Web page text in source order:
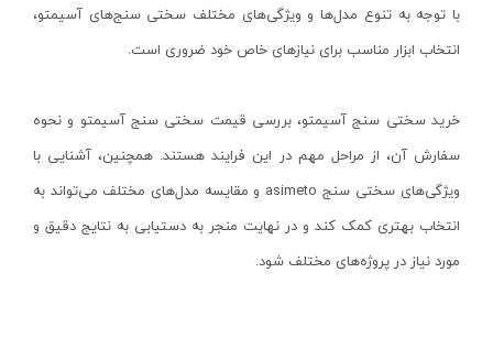
شیارزن دو تیغ
پولیش زن برقی
سنگ رومیزی
بتن ساب‌ها
کف ساب و موزائیک ساب
کارناوال-KARNAVAL
فورس-FORCE
مگا-Mega
نورشید-Norshid
با توجه به تنوع مدل‌ها و ویژگی‌های مختلف سختی سنج‌های آسیمتو،
انتخاب ابزار مناسب برای نیازهای خاص خود ضروری است.
خرید سختی سنج آسیمتو، بررسی قیمت سختی سنج آسیمتو و نحوه
سفارش آن، از مراحل مهم در این فرایند هستند. همچنین، آشنایی با
ویژگی‌های سختی سنج asimeto و مقایسه مدل‌های مختلف می‌تواند به
انتخاب بهتری کمک کند و در نهایت منجر به دستیابی به نتایج دقیق و
مورد نیاز در پروژه‌های مختلف شود.